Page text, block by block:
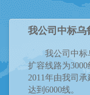
我公司中标乌
我公司中标
扩容线路为
2011年由我司
达到6000线。